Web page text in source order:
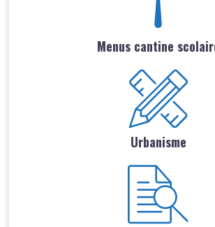
Menus cantine
Urbanisme